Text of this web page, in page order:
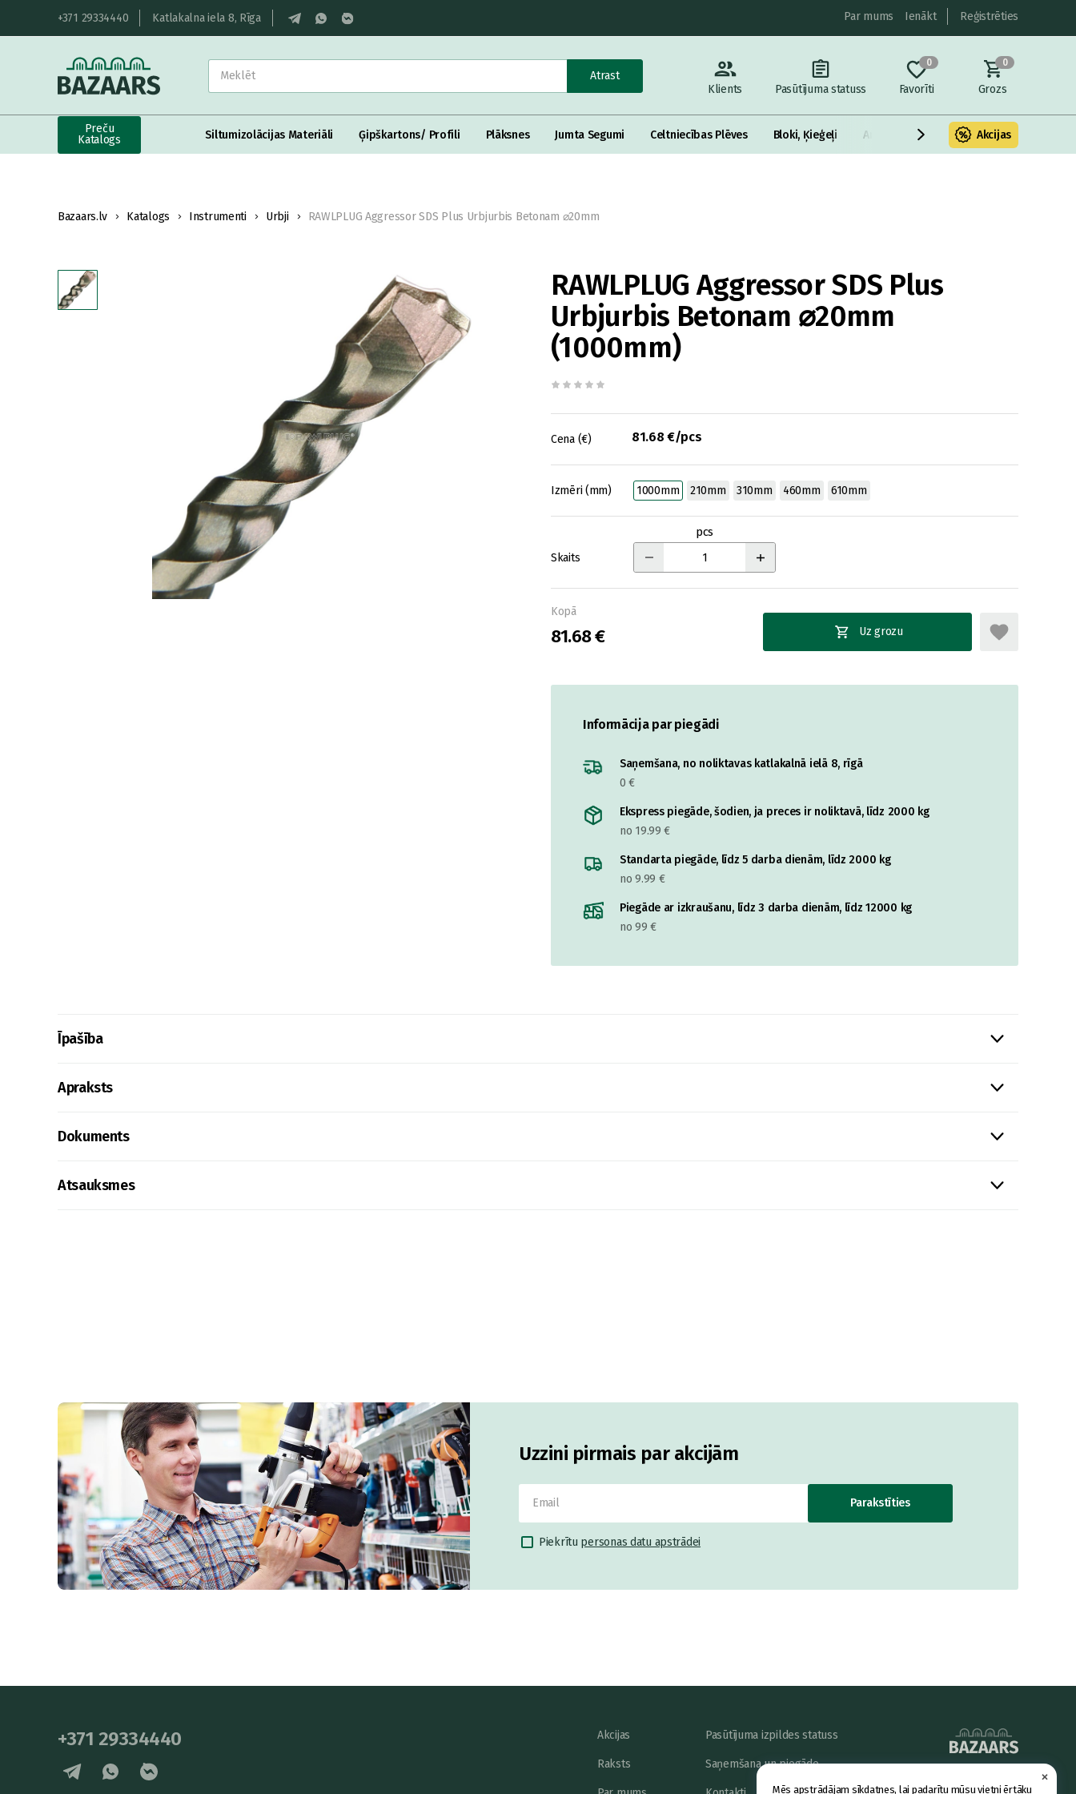
×
Mēs apstrādājam sīkdatnes, lai padarītu mūsu vietni ērtāku
+371 29334440 Katlakalna iela 8, Rīga Par mums Ienākt Reģistrēties
Atrast
Klients
Pasūtījuma statuss
0
Favorīti
0
Grozs
Preču
Katalogs
Siltumizolācijas Materiāli Ģipškartons/ Profili Plāksnes Jumta Segumi Celtniecības Plēves Bloki, Ķieģeļi Armatūra un metāls Fasādes
Akcijas
Bazaars.lv Katalogs Instrumenti Urbji RAWLPLUG Aggressor SDS Plus Urbjurbis Betonam ⌀20mm
RAWLPLUG Aggressor SDS Plus
Urbjurbis Betonam ⌀20mm
(1000mm)
Cena (€) 81.68 €/pcs
Izmēri (mm) 1000mm 210mm 310mm 460mm 610mm
Skaits
pcs
Kopā
81.68 € Uz grozu
Informācija par piegādi
Saņemšana, no noliktavas katlakalnā ielā 8, rīgā
0 €
Ekspress piegāde, šodien, ja preces ir noliktavā, līdz 2000 kg
no 19.99 €
Standarta piegāde, līdz 5 darba dienām, līdz 2000 kg
no 9.99 €
Piegāde ar izkraušanu, līdz 3 darba dienām, līdz 12000 kg
no 99 €
Īpašība
Apraksts
Dokuments
Atsauksmes
Uzzini pirmais par akcijām
Parakstīties
Piekrītu personas datu apstrādei
+371 29334440 Akcijas
Raksts
Pasūtījuma izpildes statuss
Saņemšana un piegāde